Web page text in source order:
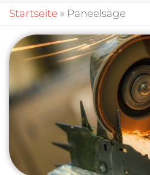
Startseite » Paneelsäge